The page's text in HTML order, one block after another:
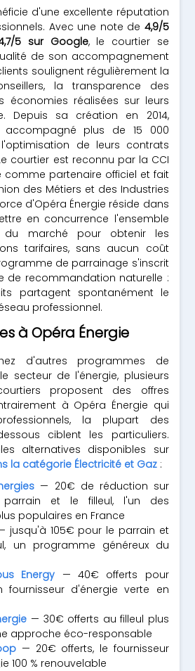
d'une excellente réputation
Avec une note de 4,9/5
5 sur Google, le courtier se
de son accompagnement
soulignent régulièrement la
la transparence des
économies réalisées sur leurs
Depuis sa création en 2014,
accompagné plus de 15 000
de leurs contrats
courtier est reconnu par la CCI
comme partenaire officiel et fait
des Métiers et des Industries
d'Opéra Énergie réside dans
en concurrence l'ensemble
du marché pour obtenir les
tarifaires, sans aucun coût
de parrainage s'inscrit
de recommandation naturelle :
partagent spontanément le
professionnel.
à Opéra Énergie
d'autres programmes de
secteur de l'énergie, plusieurs
proposent des offres
à Opéra Énergie qui
la plupart des
ciblent les particuliers.
alternatives disponibles sur
la catégorie Électricité et Gaz :
— 20€ de réduction sur
et le filleul, l'un des
populaires en France
jusqu'à 105€ pour le parrain et
un programme généreux du
Energy — 40€ offerts pour
fournisseur d'énergie verte en
— 30€ offerts au filleul plus
approche éco-responsable
— 20€ offerts, le fournisseur
100 % renouvelable